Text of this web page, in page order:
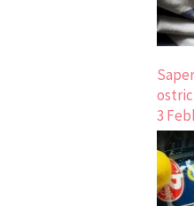
3